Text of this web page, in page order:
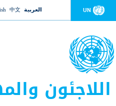
UN العربية 中文
اللاجئون